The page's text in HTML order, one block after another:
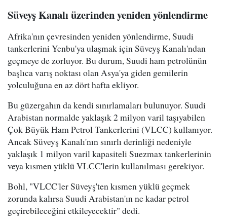
Süveyş Kanalı üzerinden yeniden yönlendirme
Afrika'nın çevresinden yeniden yönlendirme, Suudi
tankerlerini Yenbu'ya ulaşmak için Süveyş Kanalı'ndan
geçmeye de zorluyor. Bu durum, Suudi ham petrolünün
başlıca varış noktası olan Asya'ya giden gemilerin
yolculuğuna en az dört hafta ekliyor.
Bu güzergahın da kendi sınırlamaları bulunuyor. Suudi
Arabistan normalde yaklaşık 2 milyon varil taşıyabilen
Çok Büyük Ham Petrol Tankerlerini (VLCC) kullanıyor.
Ancak Süveyş Kanalı'nın sınırlı derinliği nedeniyle
yaklaşık 1 milyon varil kapasiteli Suezmax tankerlerinin
veya kısmen yüklü VLCC'lerin kullanılması gerekiyor.
Bohl, "VLCC'ler Süveyş'ten kısmen yüklü geçmek
zorunda kalırsa Suudi Arabistan'ın ne kadar petrol
geçirebileceğini etkileyecektir" dedi.